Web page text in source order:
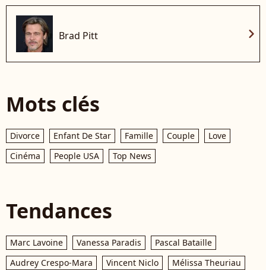
Brad Pitt chevron_right
Mots clés
Divorce Enfant De Star Famille Couple
Love
Cinéma
People USA Top News
Tendances
Marc Lavoine Vanessa Paradis
Pascal Bataille
Audrey Crespo-Mara
Vincent Niclo
Mélissa Theuriau